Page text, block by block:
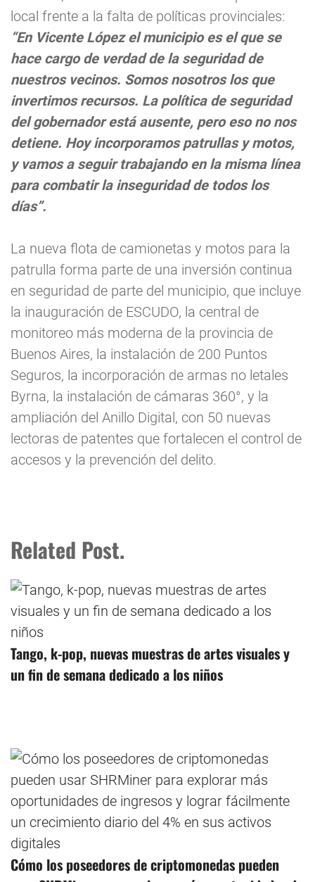
local frente a la falta de políticas provinciales:
“En Vicente López el municipio es el que se
hace cargo de verdad de la seguridad de
nuestros vecinos. Somos nosotros los que
invertimos recursos. La política de seguridad
del gobernador está ausente, pero eso no nos
detiene. Hoy incorporamos patrullas y motos,
y vamos a seguir trabajando en la misma línea
para combatir la inseguridad de todos los
días”.
La nueva flota de camionetas y motos para la
patrulla forma parte de una inversión continua
en seguridad de parte del municipio, que incluye
la inauguración de ESCUDO, la central de
monitoreo más moderna de la provincia de
Buenos Aires, la instalación de 200 Puntos
Seguros, la incorporación de armas no letales
Byrna, la instalación de cámaras 360°, y la
ampliación del Anillo Digital, con 50 nuevas
lectoras de patentes que fortalecen el control de
accesos y la prevención del delito.
Related Post.
Tango, k-pop, nuevas muestras de artes visuales y
un fin de semana dedicado a los niños
Cómo los poseedores de criptomonedas pueden